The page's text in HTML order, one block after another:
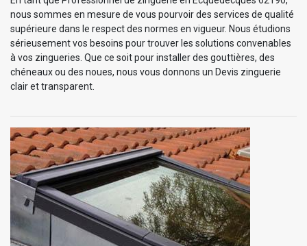
nous sommes en mesure de vous pourvoir des services de qualité
supérieure dans le respect des normes en vigueur. Nous étudions
sérieusement vos besoins pour trouver les solutions convenables
à vos zingueries. Que ce soit pour installer des gouttières, des
chéneaux ou des noues, nous vous donnons un Devis zinguerie
clair et transparent.